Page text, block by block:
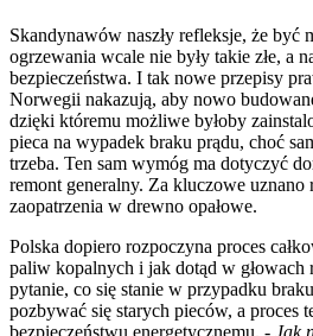
Skandynawów naszły refleksje, że być
ogrzewania wcale nie były takie złe, a
bezpieczeństwa. I tak nowe przepisy
Norwegii nakazują, aby nowo
dzięki któremu możliwe byłoby
pieca na wypadek braku prądu, choć
trzeba. Ten sam wymóg ma dotyczyć
remont generalny. Za kluczowe uznano
zaopatrzenia w drewno opałowe.
Polska dopiero rozpoczyna proces
paliw kopalnych i jak dotąd w głowach
pytanie, co się stanie w przypadku
pozbywać się starych pieców, a proces
bezpieczeństwu energetycznemu. - Jak